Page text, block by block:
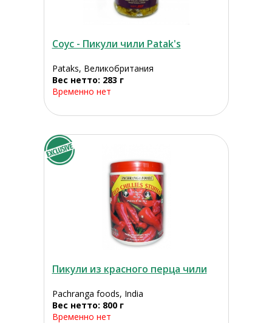
Соус - Пикули чили Patak's
Pataks, Великобритания
Вес нетто: 283 г
Временно нет
Пикули из красного перца чили
Pachranga foods, India
Вес нетто: 800 г
Временно нет